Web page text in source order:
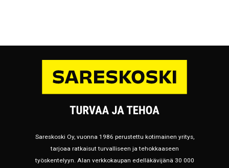
Sareskoski Oy, vuonna 1986 perustettu kotimainen yritys,
tarjoaa ratkaisut turvalliseen ja tehokkaaseen
työskentelyyn. Alan verkkokaupan edelläkävijänä 30 000